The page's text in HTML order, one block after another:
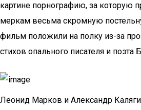
картине порнографию, за которую
меркам весьма скромную
фильм положили на полку из-за
стихов опального писателя и поэта
Леонид Марков и Александр